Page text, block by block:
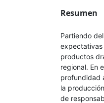
Resumen
Partiendo
expectativas
productos
regional. En
profundidad
la
de